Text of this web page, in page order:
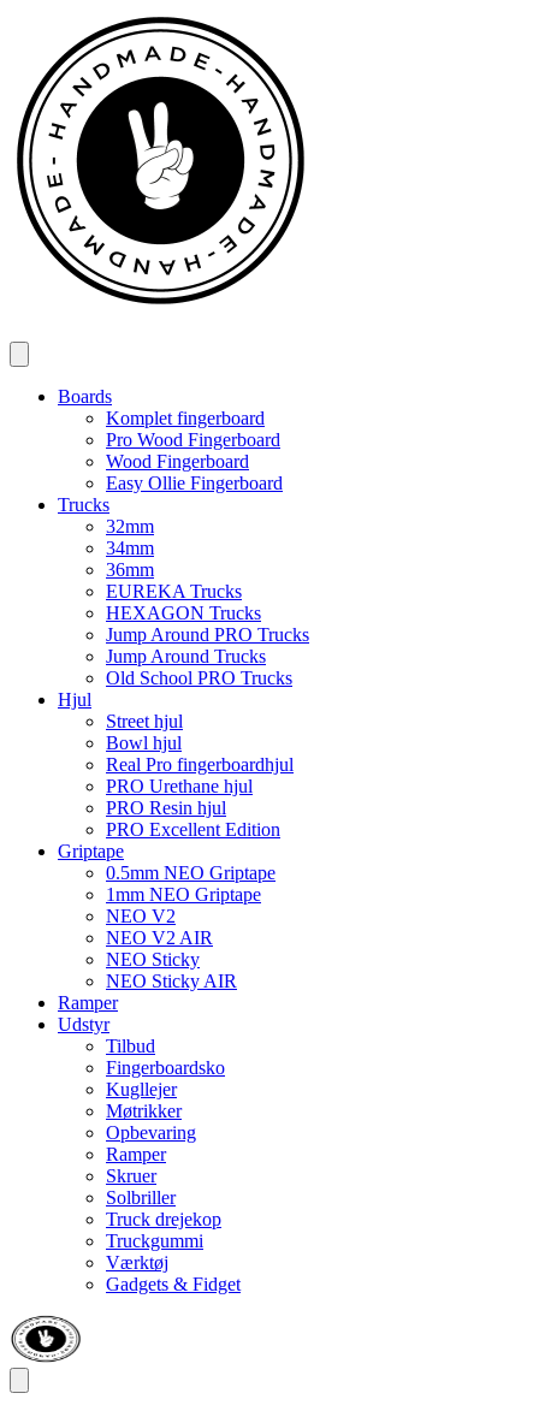
indhold
Boards
Komplet fingerboard
Pro Wood Fingerboard
Wood Fingerboard
Easy Ollie Fingerboard
Trucks
32mm
34mm
36mm
EUREKA Trucks
HEXAGON Trucks
Jump Around PRO Trucks
Jump Around Trucks
Old School PRO Trucks
Hjul
Street hjul
Bowl hjul
Real Pro fingerboardhjul
PRO Urethane hjul
PRO Resin hjul
PRO Excellent Edition
Griptape
0.5mm NEO Griptape
1mm NEO Griptape
NEO V2
NEO V2 AIR
NEO Sticky
NEO Sticky AIR
Ramper
Udstyr
Tilbud
Fingerboardsko
Kugllejer
Møtrikker
Opbevaring
Ramper
Skruer
Solbriller
Truck drejekop
Truckgummi
Værktøj
Gadgets & Fidget